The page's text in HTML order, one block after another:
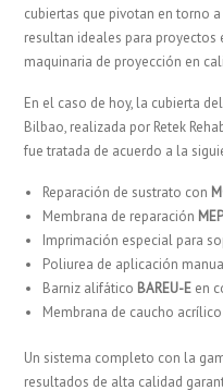
cubiertas que pivotan en torno
resultan ideales para proyectos
maquinaria de proyección en
En el caso de hoy, la cubierta
Bilbao, realizada por Retek
fue tratada de acuerdo a la
Reparación de sustrato con
Membrana de reparación
Imprimación especial para
Poliurea de aplicación
Barniz alifático BAREU-E en
Membrana de caucho acrílico
Un sistema completo con la
resultados de alta calidad